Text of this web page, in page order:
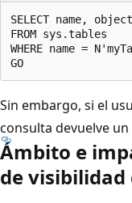
SELECT name,
FROM sys.tables
WHERE name =
Sin embargo, si el
consulta devuelve
Ámbito e
de